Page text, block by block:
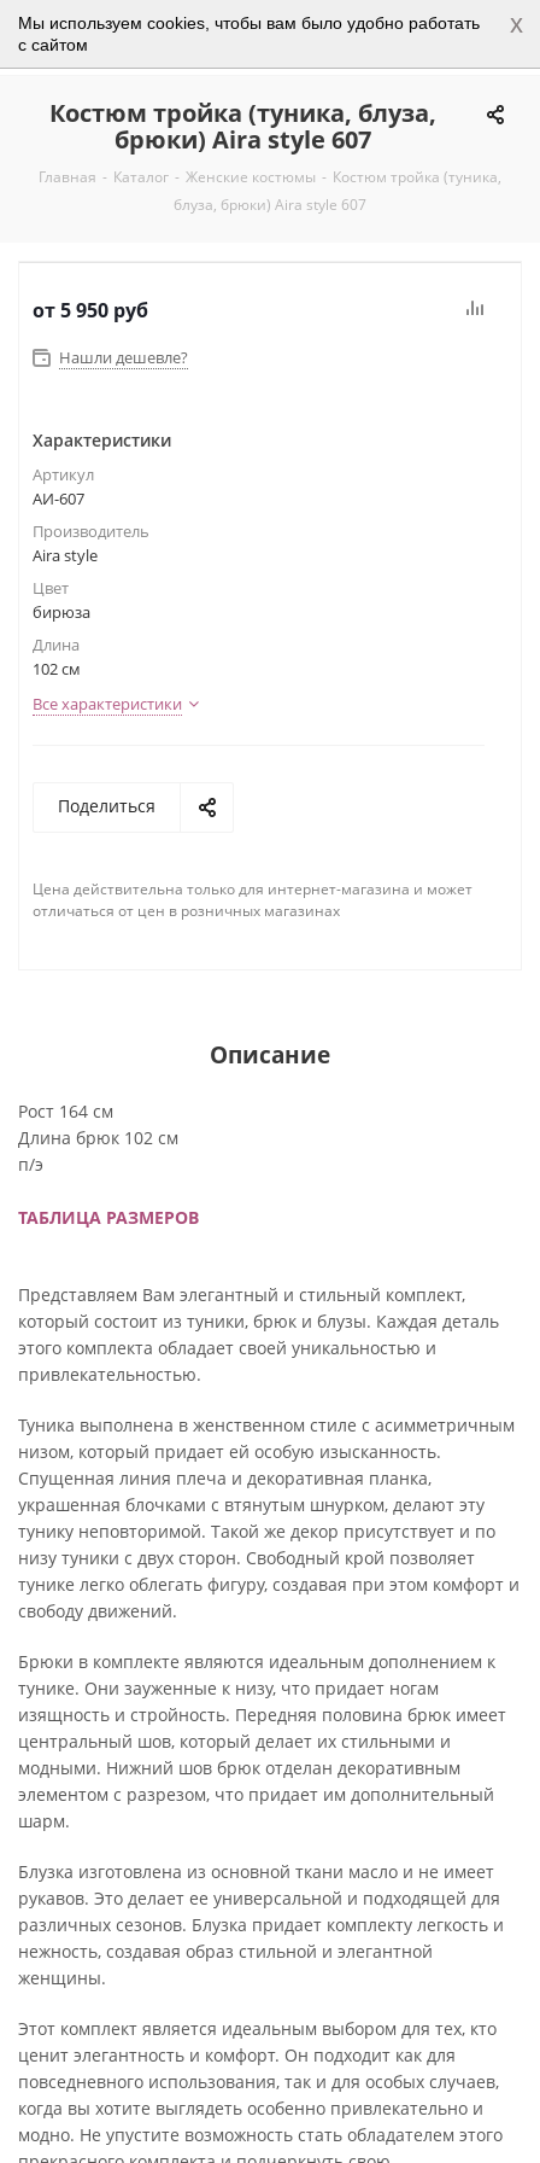
Мы используем cookies, чтобы вам было удобно работать
с сайтом
x
0
Костюм тройка (туника, блуза,
брюки) Aira style 607
Главная - Каталог - Женские костюмы - Костюм тройка (туника,
блуза, брюки) Aira style 607
от5 950 руб
Нашли дешевле?
Характеристики
Артикул
АИ-607
Производитель
Aira style
Цвет
бирюза
Длина
102 см
Все характеристики
Поделиться
Цена действительна только для интернет-магазина и может
отличаться от цен в розничных магазинах
Описание
Рост 164 см
Длина брюк 102 см
п/э
ТАБЛИЦА РАЗМЕРОВ
Представляем Вам элегантный и стильный комплект,
который состоит из туники, брюк и блузы. Каждая деталь
этого комплекта обладает своей уникальностью и
привлекательностью.
Туника выполнена в женственном стиле с асимметричным
низом, который придает ей особую изысканность.
Спущенная линия плеча и декоративная планка,
украшенная блочками с втянутым шнурком, делают эту
тунику неповторимой. Такой же декор присутствует и по
низу туники с двух сторон. Свободный крой позволяет
тунике легко облегать фигуру, создавая при этом комфорт и
свободу движений.
Брюки в комплекте являются идеальным дополнением к
тунике. Они зауженные к низу, что придает ногам
изящность и стройность. Передняя половина брюк имеет
центральный шов, который делает их стильными и
модными. Нижний шов брюк отделан декоративным
элементом с разрезом, что придает им дополнительный
шарм.
Блузка изготовлена из основной ткани масло и не имеет
рукавов. Это делает ее универсальной и подходящей для
различных сезонов. Блузка придает комплекту легкость и
нежность, создавая образ стильной и элегантной
женщины.
Этот комплект является идеальным выбором для тех, кто
ценит элегантность и комфорт. Он подходит как для
повседневного использования, так и для особых случаев,
когда вы хотите выглядеть особенно привлекательно и
модно. Не упустите возможность стать обладателем этого